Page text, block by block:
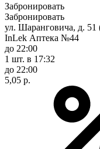
Забронировать
Забронировать
ул. Шаранговича, д.
InLek Аптека №44
до 22:00
1 шт. в 17:32
до 22:00
5,05 р.